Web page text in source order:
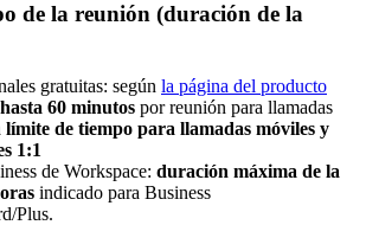
de la reunión (duración de la
gratuitas: según la página del producto
hasta 60 minutos por reunión para llamadas
límite de tiempo para llamadas móviles y
1:1
de Workspace: duración máxima de la
indicado para Business
Plus.